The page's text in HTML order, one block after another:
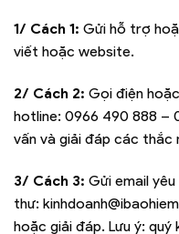
1/ Cách 1: Gửi hỗ trợ
viết hoặc website.
2/ Cách 2: Gọi điện
hotline: 0966 490 888 –
vấn và giải đáp các thắc
3/ Cách 3: Gửi email
thư:
hoặc giải đáp. Lưu ý: quý